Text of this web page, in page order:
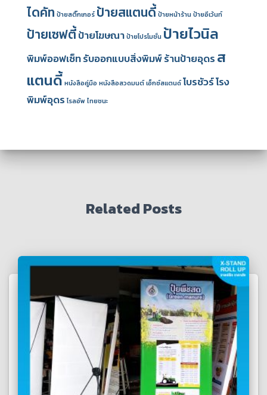
ไดคัท ป้ายสติ๊กเกอร์ ป้ายสแตนดี้ป้ายหน้าร้านป้ายอีเว้นท์
ป้ายเซฟตี้ป้ายโฆษณาป้ายโปรโมชั่น ป้ายไวนิล
พิมพ์ออฟเซ็ทรับออกแบบสิ่งพิมพ์ร้านป้ายอุดร ส
แตนดี้หนังสือคู่มือ หนังสือสวดมนต์เอ็กซ์สแตนด์โบรชัวร์โรง
พิมพ์อุดร โรลอัพ ไทยชนะ
Related Posts